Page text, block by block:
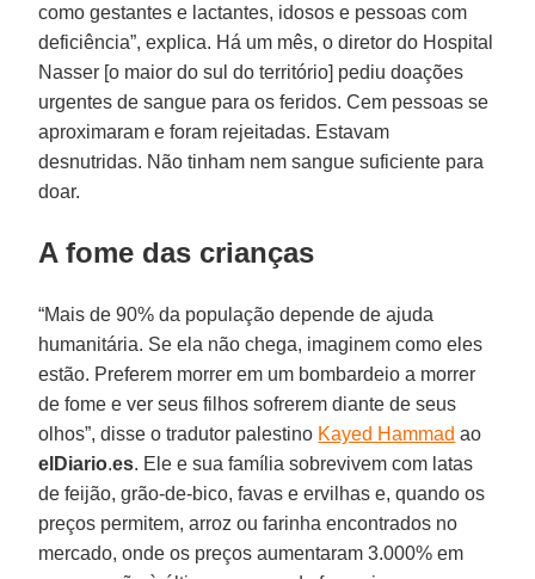
como gestantes e lactantes, idosos e pessoas com
deficiência”, explica. Há um mês, o diretor do Hospital
Nasser [o maior do sul do território] pediu doações
urgentes de sangue para os feridos. Cem pessoas se
aproximaram e foram rejeitadas. Estavam
desnutridas. Não tinham nem sangue suficiente para
doar.
A fome das crianças
“Mais de 90% da população depende de ajuda
humanitária. Se ela não chega, imaginem como eles
estão. Preferem morrer em um bombardeio a morrer
de fome e ver seus filhos sofrerem diante de seus
olhos”, disse o tradutor palestino Kayed Hammad ao
elDiario.es. Ele e sua família sobrevivem com latas
de feijão, grão-de-bico, favas e ervilhas e, quando os
preços permitem, arroz ou farinha encontrados no
mercado, onde os preços aumentaram 3.000% em